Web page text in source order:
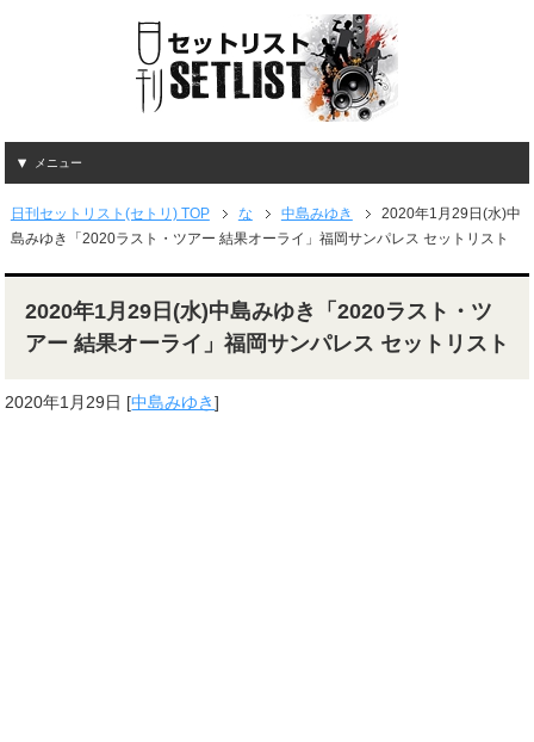
メニュー
日刊セットリスト(セトリ) TOP な 中島みゆき
2020年1月29日(水)中
島みゆき「2020ラスト・ツアー 結果オーライ」福岡サンパレス セットリスト
2020年1月29日(水)中島みゆき「2020ラスト・ツ
アー 結果オーライ」福岡サンパレス セットリスト
2020年1月29日 [中島みゆき]